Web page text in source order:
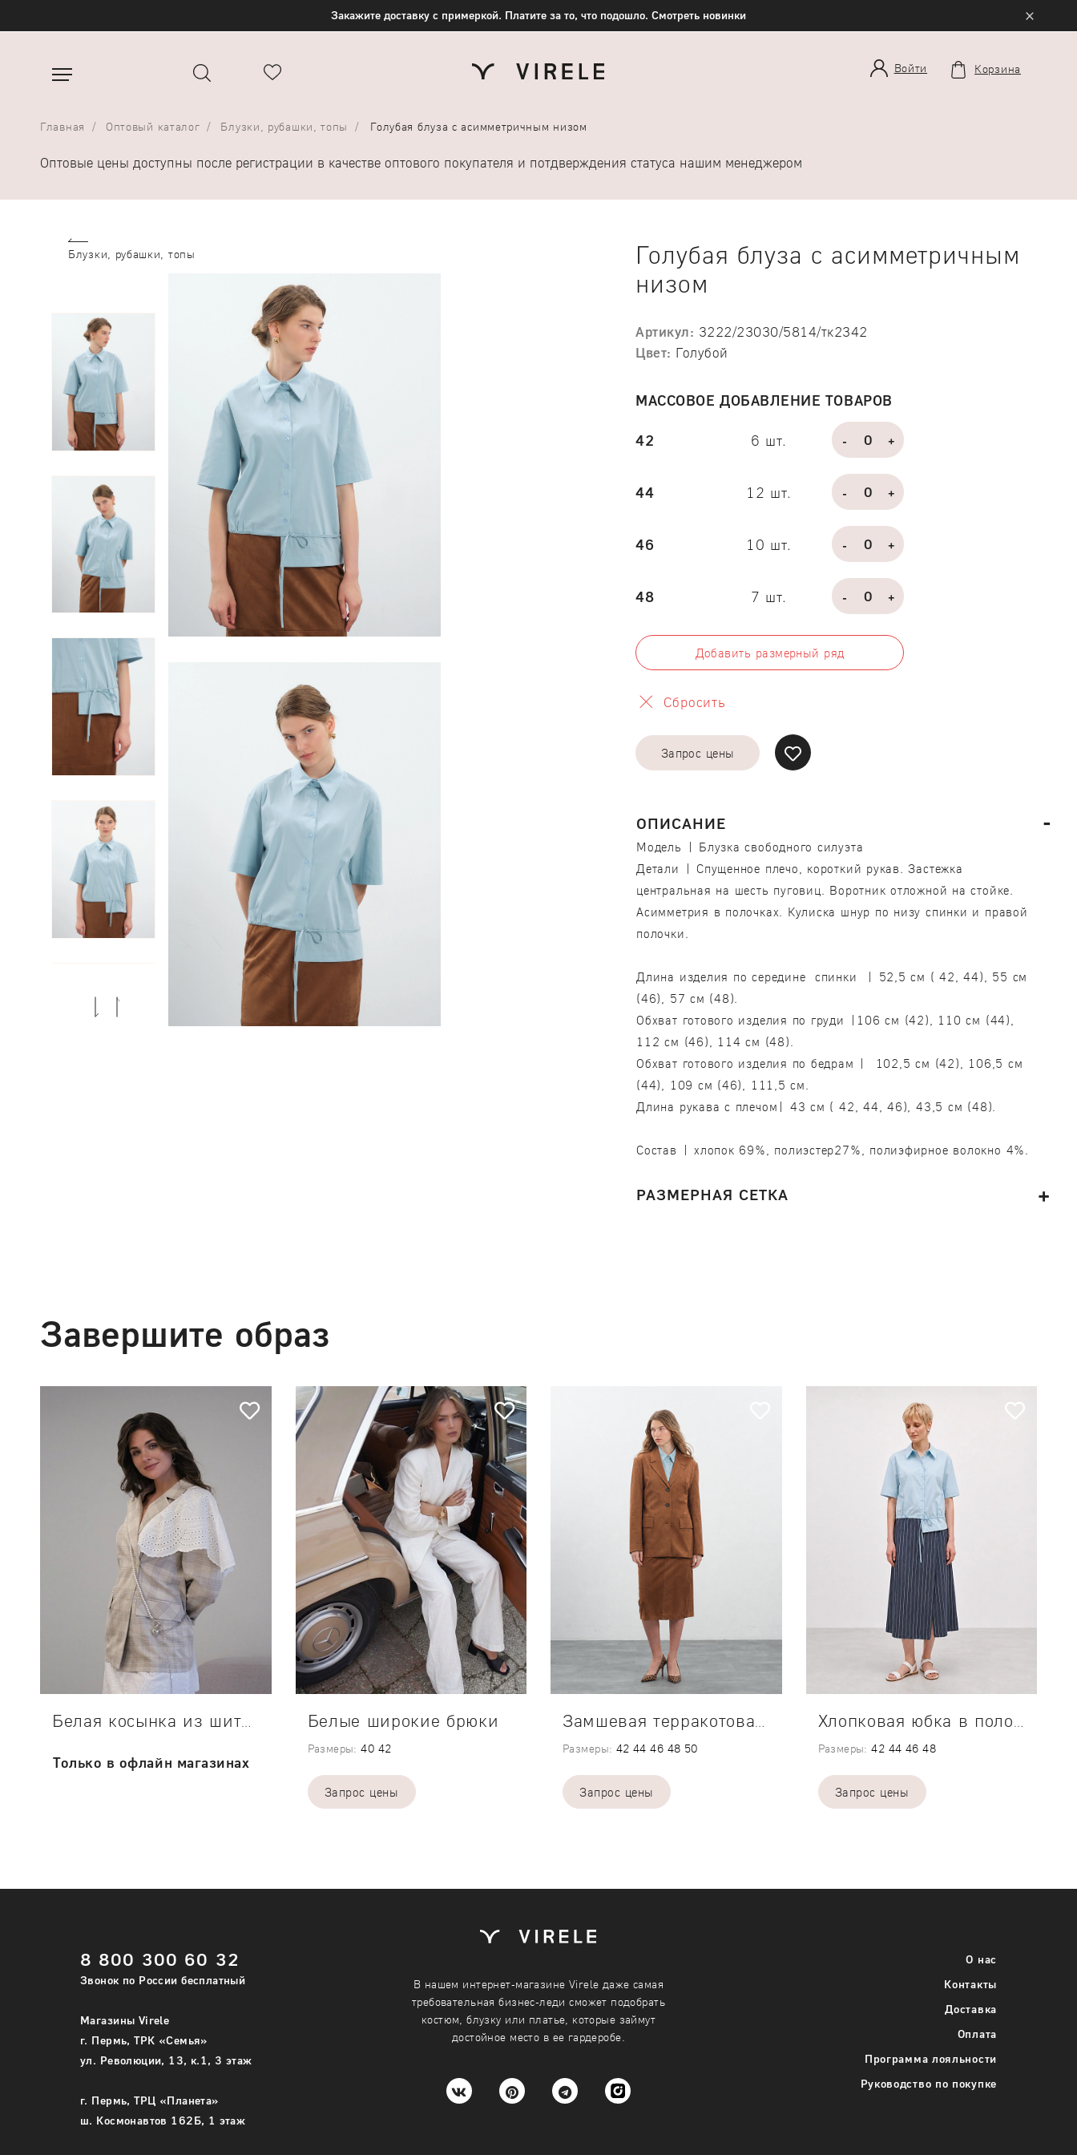
Закажите доставку с примеркой. Платите за то, что подошло. Смотреть новинки ×
Войти Корзина
Главная Оптовый каталог Блузки, рубашки, топы Голубая блуза с асимметричным низом
Оптовые цены доступны после регистрации в качестве оптового покупателя и потдверждения статуса нашим менеджером
Блузки, рубашки, топы
Previous
Голубая блуза с асимметричным
низом
Артикул: 3222/23030/5814/тк2342
Цвет: Голубой
МАССОВОЕ ДОБАВЛЕНИЕ ТОВАРОВ
42 6 шт. - +
44 12 шт. - +
46 10 шт. - +
48 7 шт. - +
Добавить размерный ряд
Сбросить
Запрос цены
ОПИСАНИЕ
Модель | Блузка свободного силуэта
Детали | Спущенное плечо, короткий рукав. Застежка
центральная на шесть пуговиц. Воротник отложной на стойке.
Асимметрия в полочках. Кулиска шнур по низу спинки и правой
полочки.
Длина изделия по середине спинки | 52,5 см ( 42, 44), 55 см
(46), 57 см (48).
Обхват готового изделия по груди |106 см (42), 110 см (44),
112 см (46), 114 см (48).
Обхват готового изделия по бедрам | 102,5 см (42), 106,5 см
(44), 109 см (46), 111,5 см.
Длина рукава с плечом| 43 см ( 42, 44, 46), 43,5 см (48).
Состав | хлопок 69%, полиэстер27%, полиэфирное волокно 4%.
РАЗМЕРНАЯ СЕТКА
Завершите образ
Только в офлайн магазинах
Белые широкие брюки
Размеры: 40 42
Запрос цены
Укажите требуемое количество каждого
- +
+
Размеры: 424446 48 50
Запрос цены
Укажите требуемое количество каждого
42
44
48
Размеры: 42 44 4648
Запрос цены
+
+
8 800 300 60 32
Звонок по России бесплатный
Магазины Virele
г. Пермь, ТРК «Семья»
ул. Революции, 13, к.1, 3 этаж
г. Пермь, ТРЦ «Планета»
ш. Космонавтов 162Б, 1 этаж
В нашем интернет-магазине Virele даже самая
требовательная бизнес-леди сможет подобрать
костюм, блузку или платье, которые займут
достойное место в ее гардеробе.
О нас
Контакты
Доставка
Оплата
Программа лояльности
Руководство по покупке